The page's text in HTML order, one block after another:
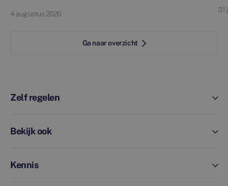
4 augustus 2026 31
Ga naar overzicht
Zelf regelen
Bekijk ook
Kennis